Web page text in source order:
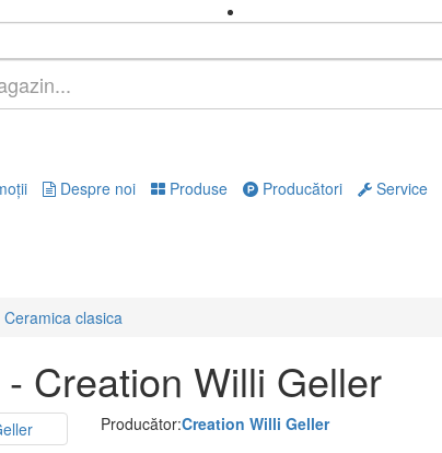
Despre noi Produse Producători Service
Ceramica clasica
Creation Willi Geller
Producător:Creation Willi Geller